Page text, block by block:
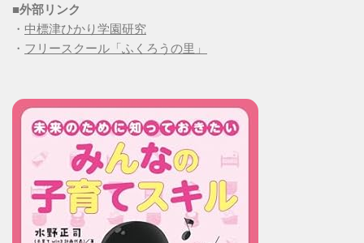
■外部リンク
・ 中標津ひかり学園研究
・ フリースクール「ふくろうの里」